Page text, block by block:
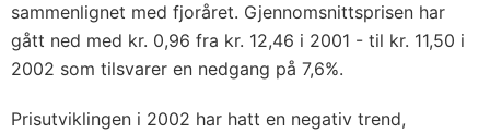
sammenlignet med fjoråret. Gjennomsnittsprisen har
gått ned med kr. 0,96 fra kr. 12,46 i 2001 - til kr. 11,50 i
2002 som tilsvarer en nedgang på 7,6%.
Prisutviklingen i 2002 har hatt en negativ trend,